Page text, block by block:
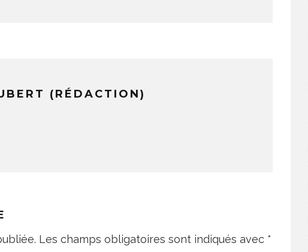
(RÉDACTION)
Les champs obligatoires sont indiqués avec *